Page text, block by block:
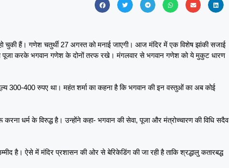
चुकी हैं। गणेश चतुर्थी 27 अगस्त को मनाई जाएगी। आज मंदिर में एक विशेष झांकी सजाई
पूजा करके भगवान गणेश के दोनों तरफ रखे। मंगलवार से भगवान गणेश को ये मुकुट धारण
300-400 रुपए था। महंत शर्मा का कहना है कि भगवान की इन वस्तुओं का अब कोई
धर्म के विरुद्ध है। उन्होंने कहा- भगवान की सेवा, पूजा और मंत्रोच्चारण की विधि सदैव
है। ऐसे में मंदिर प्रशासन की ओर से बेरिकेडिंग की जा रही है ताकि श्रद्धालु कतारबद्ध